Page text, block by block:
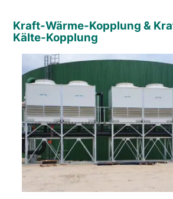
Kraft-Wärme-Kopplung &
Kälte-Kopplung